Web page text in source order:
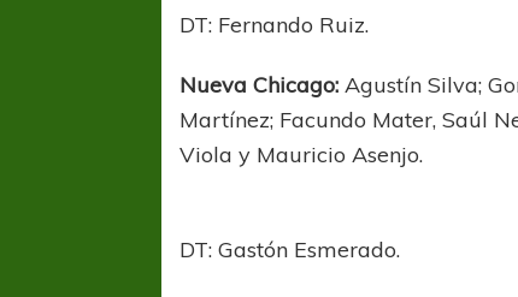
DT: Fernando Ruiz.
Nueva Chicago:Agustín Silva;
Martínez; Facundo Mater, Saúl
Viola y Mauricio Asenjo.
DT: Gastón Esmerado.